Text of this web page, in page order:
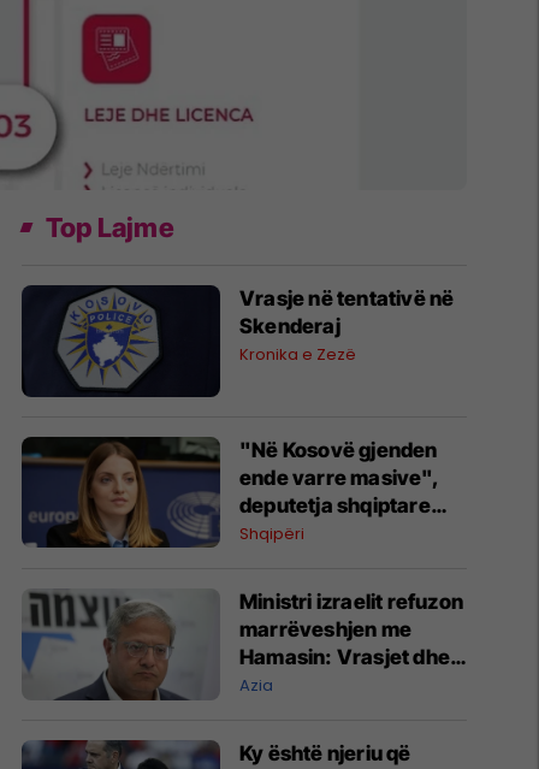
Top Lajme
Vrasje në tentativë në
Skenderaj
Kronika e Zezë
"Në Kosovë gjenden
ende varre masive",
deputetja shqiptare
kundërshton
Shkodër: Të dielën
protestë
Shqipëri
Ministri izraelit refuzon
marrëveshjen me
Hamasin: Vrasjet dhe
shpërngulja e
vazhdojnë
Azia
Ky është njeriu që